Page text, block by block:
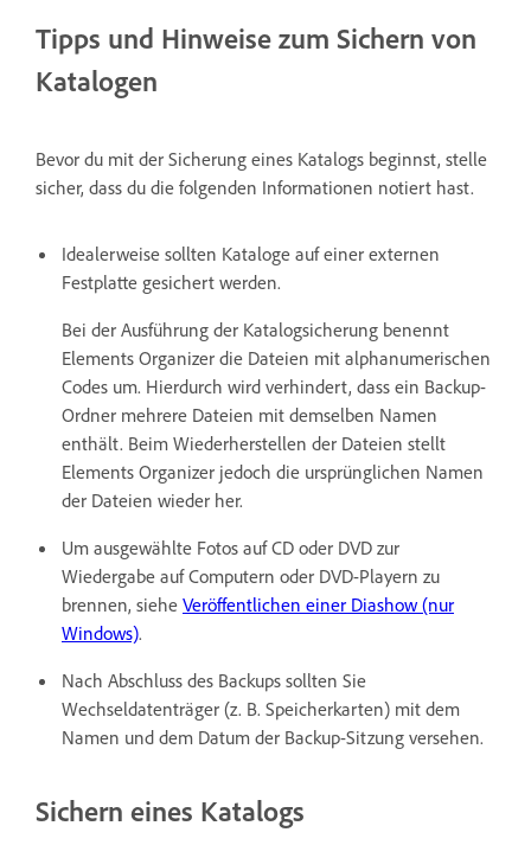
Tipps und Hinweise zum Sichern von
Katalogen
Bevor du mit der Sicherung eines Katalogs beginnst, stelle
sicher, dass du die folgenden Informationen notiert hast.
Idealerweise sollten Kataloge auf einer externen
Festplatte gesichert werden.
Bei der Ausführung der Katalogsicherung benennt
Elements Organizer die Dateien mit alphanumerischen
Codes um. Hierdurch wird verhindert, dass ein Backup-
Ordner mehrere Dateien mit demselben Namen
enthält. Beim Wiederherstellen der Dateien stellt
Elements Organizer jedoch die ursprünglichen Namen
der Dateien wieder her.
Um ausgewählte Fotos auf CD oder DVD zur
Wiedergabe auf Computern oder DVD-Playern zu
brennen, siehe Veröffentlichen einer Diashow (nur
Windows).
Nach Abschluss des Backups sollten Sie
Wechseldatenträger (z. B. Speicherkarten) mit dem
Namen und dem Datum der Backup-Sitzung versehen.
Sichern eines Katalogs